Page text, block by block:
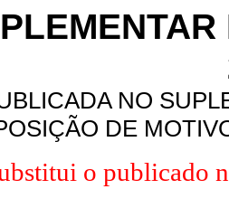
NO
DE
o publicado